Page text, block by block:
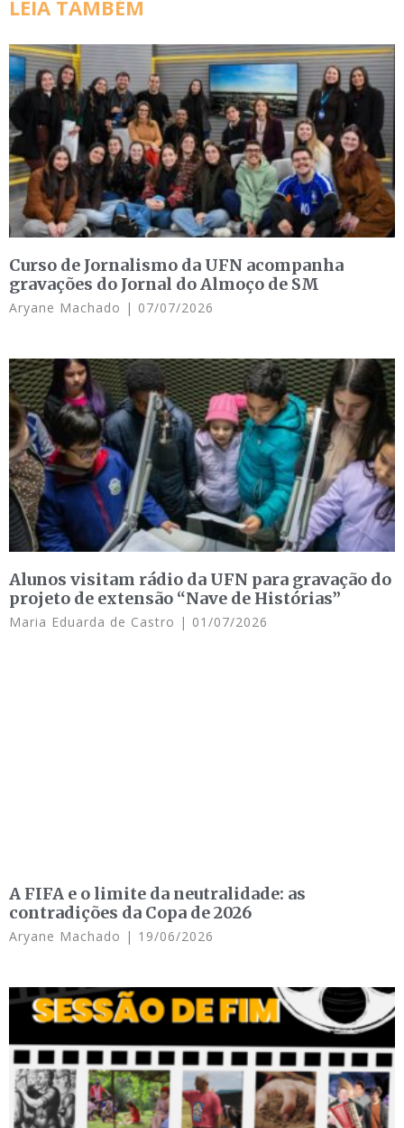
LEIA TAMBÉM
Curso de Jornalismo da UFN acompanha
gravações do Jornal do Almoço de SM
Aryane Machado 07/07/2026
Alunos visitam rádio da UFN para gravação do
projeto de extensão “Nave de Histórias”
Maria Eduarda de Castro 01/07/2026
A FIFA e o limite da neutralidade: as
contradições da Copa de 2026
Aryane Machado 19/06/2026